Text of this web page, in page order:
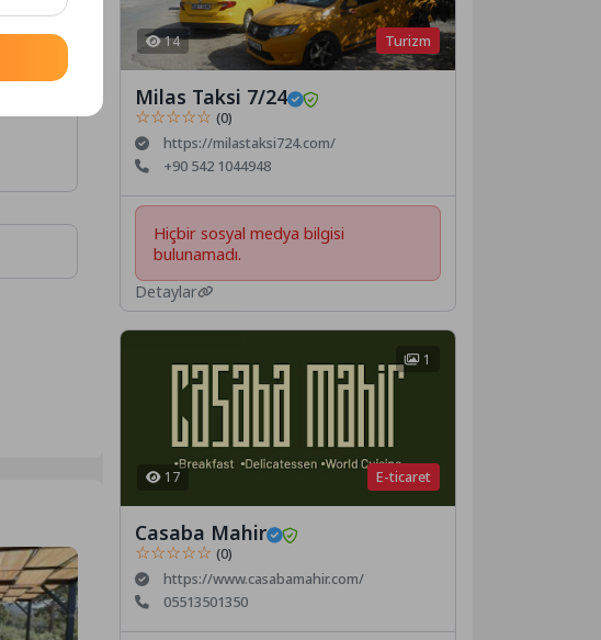
Turizm
14
Milas Taksi 7/24
☆☆☆☆☆(0)
https://milastaksi724.com/
+90 542 1044948
Hiçbir sosyal medya bilgisi
bulunamadı.
Detaylar
E-ticaret
17
1
Casaba Mahir
☆☆☆☆☆(0)
https://www.casabamahir.com/
05513501350